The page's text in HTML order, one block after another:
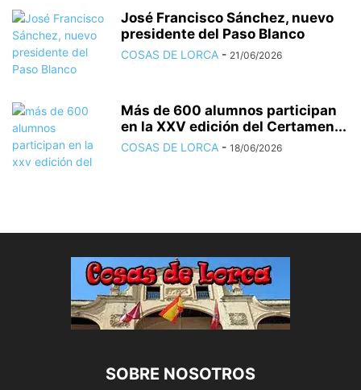
José Francisco Sánchez, nuevo
presidente del Paso Blanco
COSAS DE LORCA - 21/06/2026
Más de 600 alumnos participan
en la XXV edición del Certamen...
COSAS DE LORCA - 18/06/2026
SOBRE NOSOTROS